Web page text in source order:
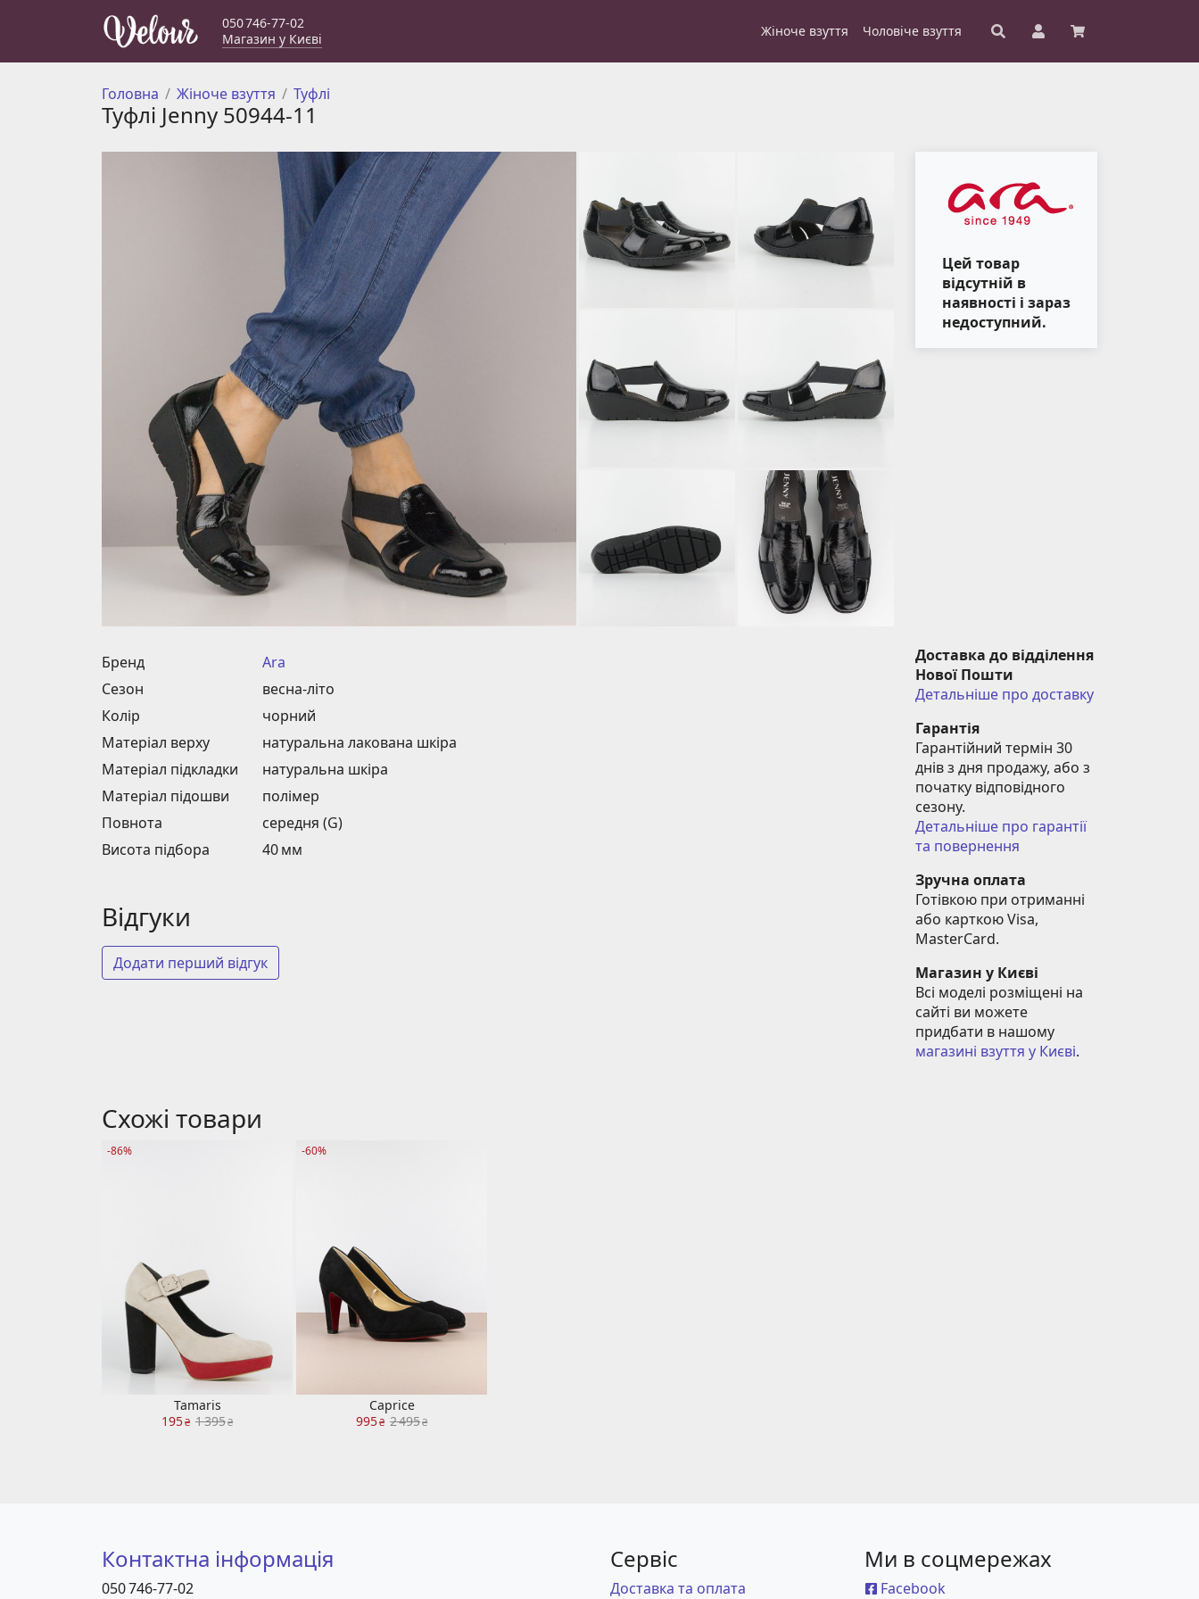
050 746-77-02
Магазин у Києві
Жіноче взуття Чоловіче взуття
Головна Жіноче взуття Туфлі
Туфлі Jenny 50944-11
Цей товар
відсутній в
наявності і зараз
недоступний.
Бренд
Ara
Сезон
весна-літо
Колір
чорний
Матеріал верху
натуральна лакована шкіра
Матеріал підкладки
натуральна шкіра
Матеріал підошви
полімер
Повнота
середня (G)
Висота підбора
40 мм
Відгуки
Додати перший відгук
Доставка до відділення
Нової Пошти
Детальніше про доставку
Гарантія
Гарантійний термін 30
днів з дня продажу, або з
початку відповідного
сезону.
Детальніше про гарантії
та повернення
Зручна оплата
Готівкою при отриманні
або карткою Visa,
MasterCard.
Магазин у Києві
Всі моделі розміщені на
сайті ви можете
магазині взуття у Києві.
Схожі товари
-86%
Tamaris
195₴ 1 395₴
-60%
Caprice
995₴ 2 495₴
Контактна інформація
050 746-77-02
Сервіс
Доставка та оплата
Ми в соцмережах
Facebook